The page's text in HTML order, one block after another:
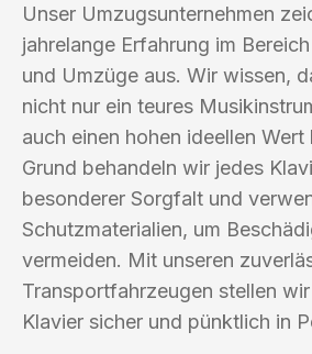
Unser Umzugsunternehmen
jahrelange Erfahrung im
und Umzüge aus. Wir wissen,
nicht nur ein teures
auch einen hohen ideellen Wert
Grund behandeln wir jedes
besonderer Sorgfalt und
Schutzmaterialien, um
vermeiden. Mit unseren
Transportfahrzeugen stellen
Klavier sicher und pünktlich in